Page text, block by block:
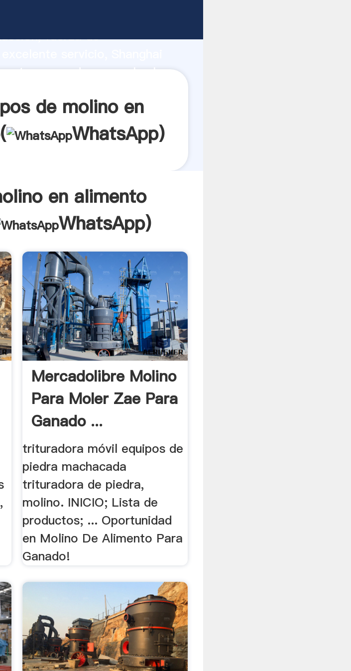
fuerza de
proveedor crea el valor
de molino en
WhatsApp)
en alimento
WhatsApp)
Mercadolibre Molino
Para Moler Zae Para
Ganado ...
trituradora móvil equipos de
piedra machacada
trituradora de piedra,
molino. INICIO; Lista de
productos; ... Oportunidad
en Molino De Alimento Para
Ganado!